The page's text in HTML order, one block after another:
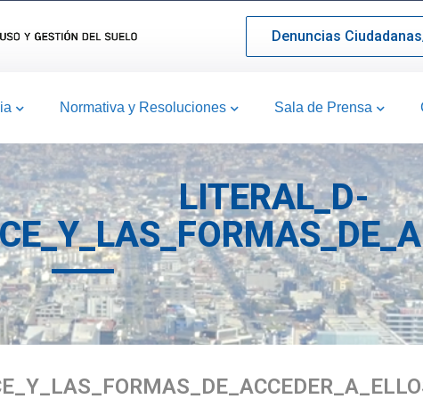
Denuncias
Normativa y Resoluciones Sala de Prensa
LITERAL_D-